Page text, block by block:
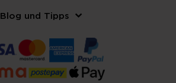
Blog und Tipps